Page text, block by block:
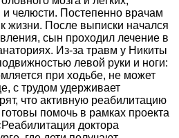
и челюсти. Постепенно врачам
жизни. После выписки начался
сын проходил лечение в
Из-за травм у Никиты
левой руки и ноги:
при ходьбе, не может
с трудом удерживает
что активную реабилитацию
помочь в рамках проекта
доктора